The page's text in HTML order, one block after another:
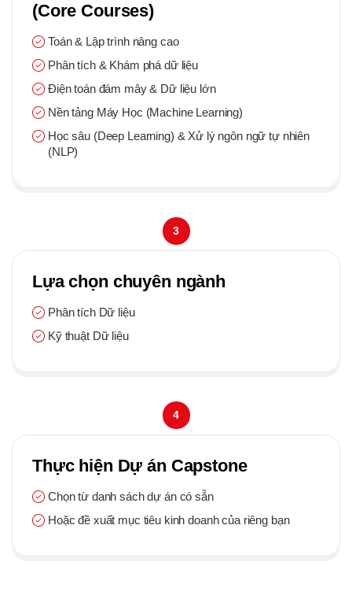
(Core Courses)
Toán & Lập trình nâng cao
Phân tích & Khám phá dữ liệu
Điện toán đám mây & Dữ liệu lớn
Nền tảng Máy Học (Machine Learning)
Học sâu (Deep Learning) & Xử lý ngôn ngữ tự nhiên
(NLP)
Lựa chọn chuyên ngành
Phân tích Dữ liệu
Kỹ thuật Dữ liệu
3
Thực hiện Dự án Capstone
Chọn từ danh sách dự án có sẵn
Hoặc đề xuất mục tiêu kinh doanh của riêng bạn
4